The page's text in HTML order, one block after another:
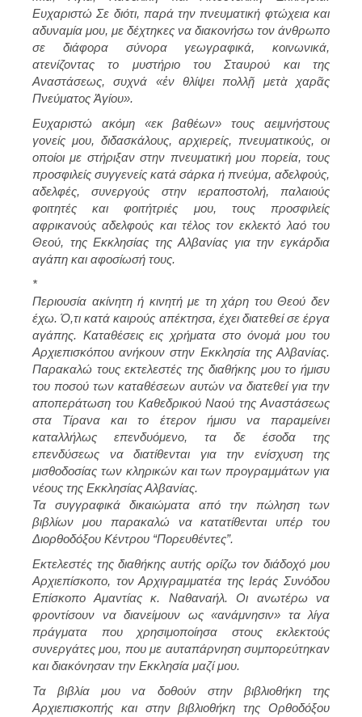
Ευχαριστώ Σε διότι, παρά την πνευματική φτώχεια και
αδυναμία μου, με δέχτηκες να διακονήσω τον άνθρωπο
σε διάφορα σύνορα γεωγραφικά, κοινωνικά,
ατενίζοντας το μυστήριο του Σταυρού και της
Αναστάσεως, συχνά «ἐν θλίψει πολλῇ μετὰ χαρᾶς
Πνεύματος Ἁγίου».
Ευχαριστώ ακόμη «εκ βαθέων» τους αειμνήστους
γονείς μου, διδασκάλους, αρχιερείς, πνευματικούς, οι
οποίοι με στήριξαν στην πνευματική μου πορεία, τους
προσφιλείς συγγενείς κατά σάρκα ή πνεύμα, αδελφούς,
αδελφές, συνεργούς στην ιεραποστολή, παλαιούς
φοιτητές και φοιτήτριές μου, τους προσφιλείς
αφρικανούς αδελφούς και τέλος τον εκλεκτό λαό του
Θεού, της Εκκλησίας της Αλβανίας για την εγκάρδια
αγάπη και αφοσίωσή τους.
*
Περιουσία ακίνητη ή κινητή με τη χάρη του Θεού δεν
έχω. Ό,τι κατά καιρούς απέκτησα, έχει διατεθεί σε έργα
αγάπης. Καταθέσεις εις χρήματα στο όνομά μου του
Αρχιεπισκόπου ανήκουν στην Εκκλησία της Αλβανίας.
Παρακαλώ τους εκτελεστές της διαθήκης μου το ήμισυ
του ποσού των καταθέσεων αυτών να διατεθεί για την
αποπεράτωση του Καθεδρικού Ναού της Αναστάσεως
στα Τίρανα και το έτερον ήμισυ να παραμείνει
καταλλήλως επενδυόμενο, τα δε έσοδα της
επενδύσεως να διατίθενται για την ενίσχυση της
μισθοδοσίας των κληρικών και των προγραμμάτων για
νέους της Εκκλησίας Αλβανίας.
Τα συγγραφικά δικαιώματα από την πώληση των
βιβλίων μου παρακαλώ να κατατίθενται υπέρ του
Διορθοδόξου Κέντρου “Πορευθέντες”.
Εκτελεστές της διαθήκης αυτής ορίζω τον διάδοχό μου
Αρχιεπίσκοπο, τον Αρχιγραμματέα της Ιεράς Συνόδου
Επίσκοπο Αμαντίας κ. Ναθαναήλ. Οι ανωτέρω να
φροντίσουν να διανείμουν ως «ανάμνησιν» τα λίγα
πράγματα που χρησιμοποίησα στους εκλεκτούς
συνεργάτες μου, που με αυταπάρνηση συμπορεύτηκαν
και διακόνησαν την Εκκλησία μαζί μου.
Τα βιβλία μου να δοθούν στην βιβλιοθήκη της
Αρχιεπισκοπής και στην βιβλιοθήκη της Ορθοδόξου